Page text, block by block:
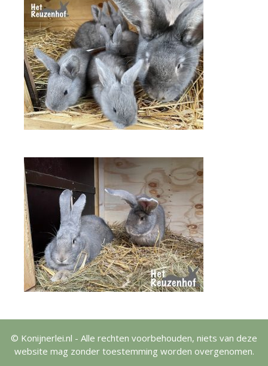
© Konijnerlei.nl - Alle rechten voorbehouden, niets van deze
website mag zonder toestemming worden overgenomen.